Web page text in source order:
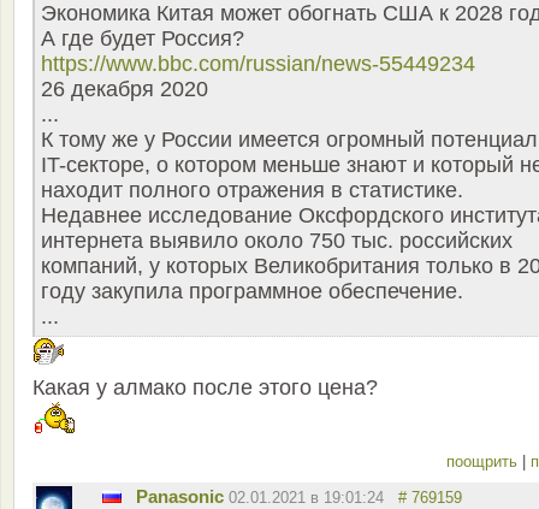
Экономика Китая может обогнать США к 2028
А где будет Россия?
https://www.bbc.com/russian/news-55449234
26 декабря 2020
...
К тому же у России имеется огромный
IT-секторе, о котором меньше знают и который
находит полного отражения в статистике.
Недавнее исследование Оксфордского
интернета выявило около 750 тыс. российских
компаний, у которых Великобритания только в
году закупила программное обеспечение.
...
Какая у алмако после этого цена?
поощрить
Panasonic 02.01.2021 в 19:01:24 # 769159